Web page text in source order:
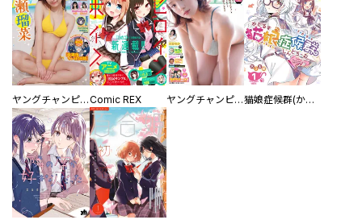
ヤングチャンピオン烈Comic REX ヤングチャンピオン 猫娘症候群(かとるすしんどろーむ)【GANMA！版】